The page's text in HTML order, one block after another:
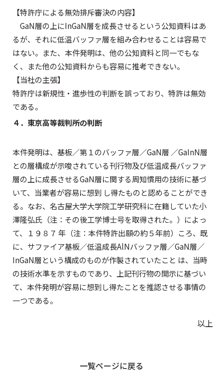
【特許庁による無効排斥審決の内容】
GaN層の上にInGaN層を成長させるという公知資料はあ
るが、それに低温バッファ層を組み合わせることは容易で
はない。また、本件発明は、他の公知資料と同一でもな
く、また他の公知資料からも容易に推考できない。
【当社の主張】
特許庁は新規性・進歩性の判断を誤っており、特許は無効
である。
４．東京高等裁判所の判断
本件発明は、基板／第１のバッファ層／GaN層 ／GaInN層
との層構成が示唆されている刊行物及び低温成長バッファ
層の上に成長させるGaN層に関する周知慣用の技術に基づ
いて、当業者が容易に想到 し得たものと認めることができ
る。なお、名古屋大学大学院工学研究科に在籍していた小
澤隆弘氏（注：その後工学博士号を取得された。）によっ
て、１９８７ 年（注：本件特許出願の約５年前）ころ、既
に、サファイア基板／低温成長AlNバッファ層／GaN層／
InGaN層という構成のものが作製されていたこと は、当時
の技術水準を示すものであり、上記刊行物の開示に基づい
て、本件発明が容易に想到し得たことを推認させる事情の
一つである。
以上
一覧ページに戻る